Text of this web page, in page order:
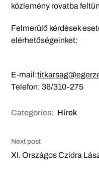
közlemény rovatba
Felmerülő kérdések
elérhetőségeinket:
E-mail:
Telefon: 36/310-275
Categories: Hírek
Next post
XI. Országos Czidra